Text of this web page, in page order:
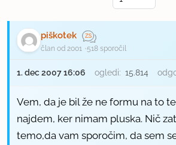
piškotek
član od 2001 518 sporočil
1. dec 2007 16:06 ogledi: 15.814
Vem, da je bil že ne formu na to
najdem, ker nimam pluska. Nič
temo,da vam sporočim, da sem